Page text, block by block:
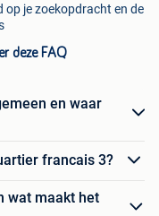
op je zoekopdracht en de
deze FAQ
en waar
francais 3?
wat maakt het